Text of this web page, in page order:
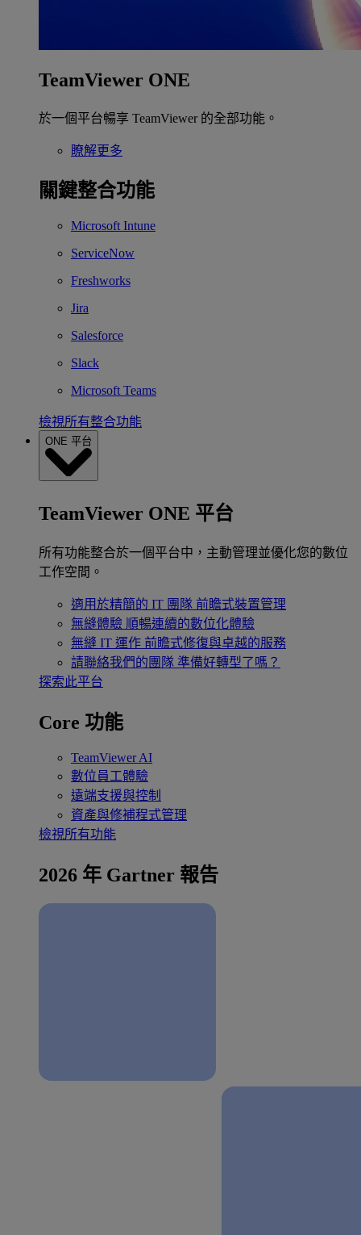
TeamViewer ONE
於一個平台暢享 TeamViewer 的全部功能。
瞭解更多
關鍵整合功能
Microsoft Intune
ServiceNow
Freshworks
Jira
Salesforce
Slack
Microsoft Teams
檢視所有整合功能
ONE 平台
TeamViewer ONE 平台
所有功能整合於一個平台中，主動管理並優化您的數位
工作空間。
適用於精簡的 IT 團隊 前瞻式裝置管理
無縫體驗 順暢連續的數位化體驗
無縫 IT 運作 前瞻式修復與卓越的服務
請聯絡我們的團隊 準備好轉型了嗎？
探索此平台
Core 功能
TeamViewer AI
數位員工體驗
遠端支援與控制
資產與修補程式管理
檢視所有功能
2026 年 Gartner 報告